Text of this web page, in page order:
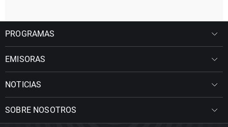
PROGRAMAS
EMISORAS
NOTICIAS
SOBRE NOSOTROS